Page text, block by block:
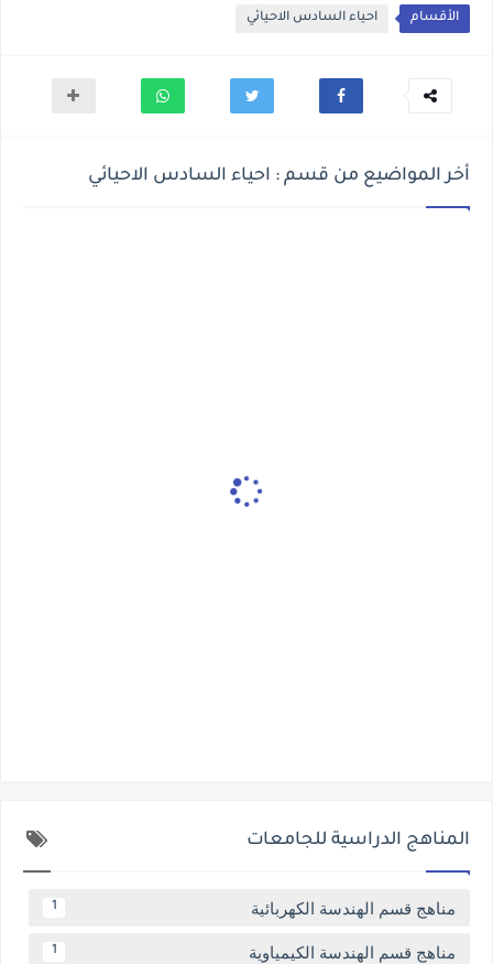
الأقسام احياء السادس الاحيائي
أخر المواضيع من قسم : احياء السادس الاحيائي
المناهج الدراسية للجامعات
مناهج قسم الهندسة الكهربائية 1
مناهج قسم الهندسة الكيمياوية 1